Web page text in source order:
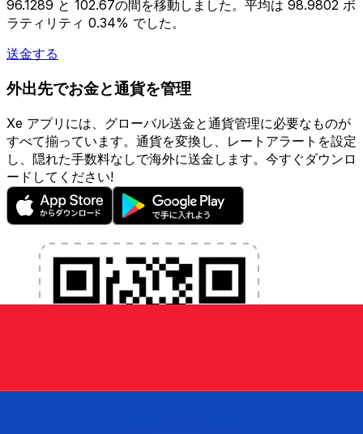
96.1289 と 102.67の間を移動しました。平均は 98.9802 ボ
ラティリティ 0.34% でした。
送金する
外出先でお金と通貨を管理
Xe アプリには、グローバル送金と通貨管理に必要なものが
すべて揃っています。通貨を変換し、レートアラートを設定
し、隠れた手数料なしで海外に送金します。今すぐダウンロ
ードしてください!